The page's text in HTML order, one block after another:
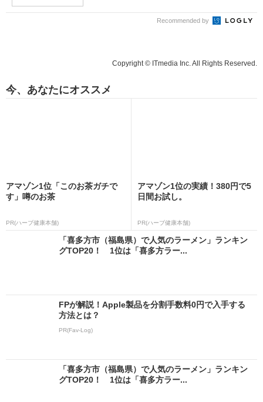
Recommended by
Copyright © ITmedia Inc. All Rights Reserved.
今、あなたにオススメ
アマゾン1位「このお茶ガチで
す」噂のお茶
PR(ハーブ健康本舗)
アマゾン1位の実績！380円で5
日間お試し。
PR(ハーブ健康本舗)
「喜多方市（福島県）で人気のラーメン」ランキン
グTOP20！ 1位は「喜多方ラー...
FPが解説！Apple製品を分割手数料0円で入手する
方法とは？
PR(Fav-Log)
「喜多方市（福島県）で人気のラーメン」ランキン
グTOP20！ 1位は「喜多方ラー...